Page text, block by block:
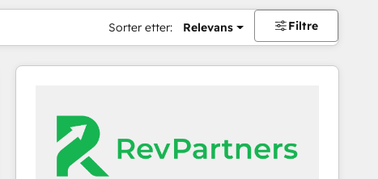
Sorter etter: Relevans Filtre